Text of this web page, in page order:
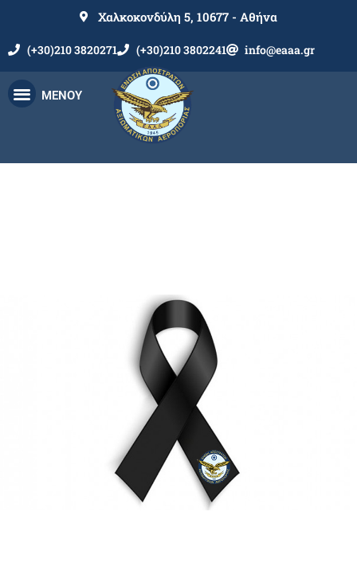
Χαλκοκονδύλη 5, 10677 - Αθήνα
(+30)210 3820271 (+30)210 3802241 info@eaaa.gr
ΜΕΝΟΥ